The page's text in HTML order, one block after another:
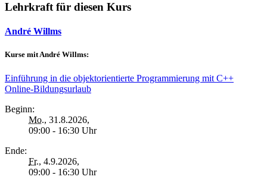
Lehrkraft für diesen Kurs
André Willms
Kurse mit André Willms:
Einführung in die objektorientierte Programmierung mit C++
Online-Bildungsurlaub
Beginn:
Mo., 31.8.2026,
09:00 - 16:30 Uhr
Ende:
Fr., 4.9.2026,
09:00 - 16:30 Uhr